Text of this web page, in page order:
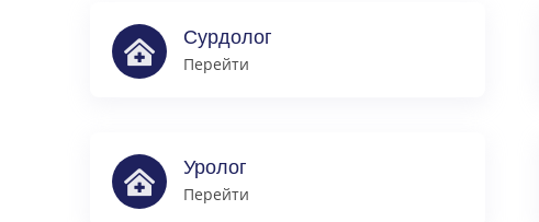
Сурдолог
Перейти
Уролог
Перейти